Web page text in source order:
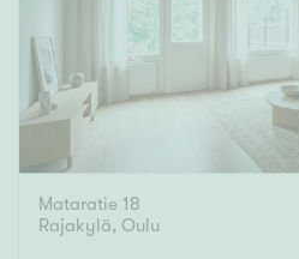
Mataratie 18
Rajakylä, Oulu